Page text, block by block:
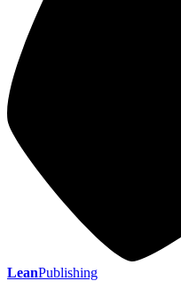
LeanPublishing